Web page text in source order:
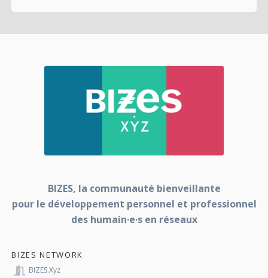
BIZES, la communauté bienveillante
pour le développement personnel et professionnel
des humain·e·s en réseaux
BIZES NETWORK
BIZES.xyz